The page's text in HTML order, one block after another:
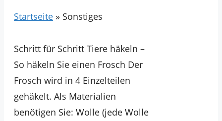
Startseite » Sonstiges
Schritt für Schritt Tiere häkeln –
So häkeln Sie einen Frosch Der
Frosch wird in 4 Einzelteilen
gehäkelt. Als Materialien
benötigen Sie: Wolle (jede Wolle